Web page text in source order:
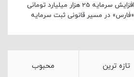
افزایش سرمایه 25 هزار میلیارد تومانی
«فارس» در مسیر قانونی ثبت سرمایه
تازه ترین محبوب